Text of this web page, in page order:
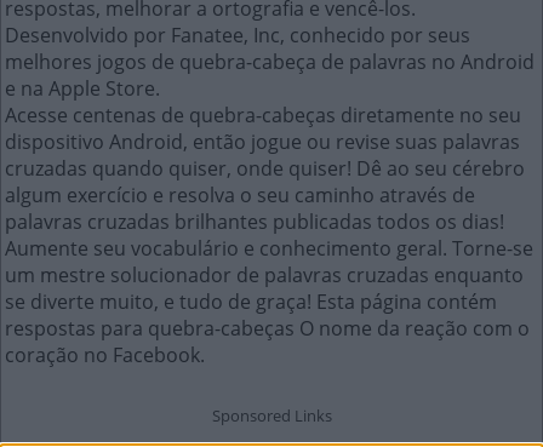
respostas, melhorar a ortografia e vencê-los.
Desenvolvido por Fanatee, Inc, conhecido por seus
melhores jogos de quebra-cabeça de palavras no Android
e na Apple Store.
Acesse centenas de quebra-cabeças diretamente no seu
dispositivo Android, então jogue ou revise suas palavras
cruzadas quando quiser, onde quiser! Dê ao seu cérebro
algum exercício e resolva o seu caminho através de
palavras cruzadas brilhantes publicadas todos os dias!
Aumente seu vocabulário e conhecimento geral. Torne-se
um mestre solucionador de palavras cruzadas enquanto
se diverte muito, e tudo de graça! Esta página contém
respostas para quebra-cabeças O nome da reação com o
coração no Facebook.